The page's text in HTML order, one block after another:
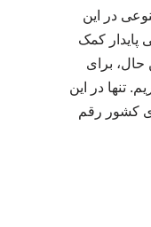
در این
پایدار کمک
حال، برای
تنها در این
کشور رقم